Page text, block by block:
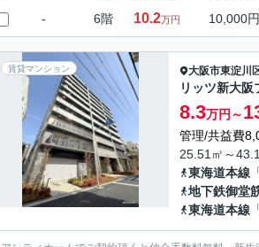
- 6階 10.2万円 10,000円
賃貸マンション 大阪市東淀川
リッツ新大
8.3万円～
管理/共益費
25.51㎡～
東海道本線
地下鉄御堂
東海道本線